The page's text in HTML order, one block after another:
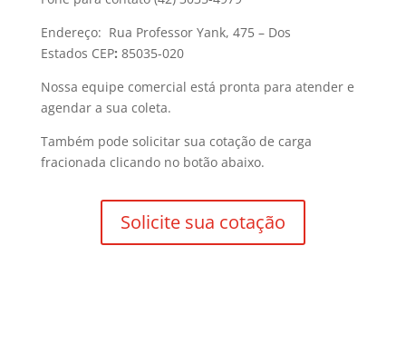
Endereço: Rua Professor Yank, 475 – Dos
Estados CEP: 85035-020
Nossa equipe comercial está pronta para atender e
agendar a sua coleta.
Também pode solicitar sua cotação de carga
fracionada clicando no botão abaixo.
Solicite sua cotação